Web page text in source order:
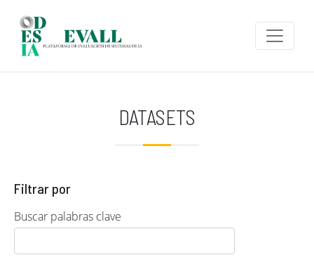
DATASETS
Filtrar por
Buscar palabras clave